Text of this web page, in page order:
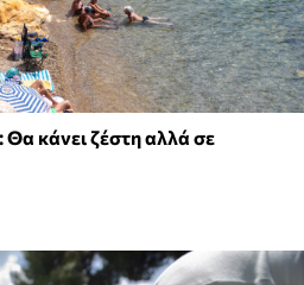
κάνει ζέστη αλλά σε